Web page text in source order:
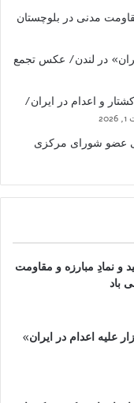
مدنی در بلوچستان
در لندن/ عکس تجمع
و اعدام در ایران/
عضو شورای مرکزی
و نمادِ مبارزه و مقاومت
باد
علیه اعدام در ایران»